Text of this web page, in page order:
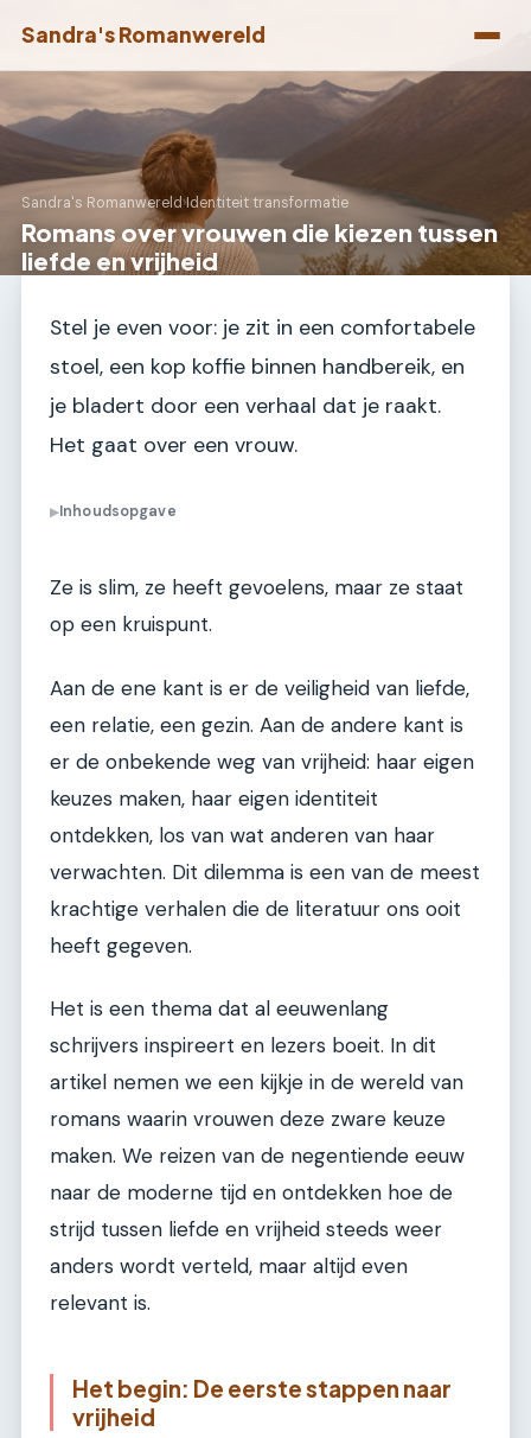
Sandra's Romanwereld
Sandra's Romanwereld›Identiteit transformatie
Romans over vrouwen die kiezen tussen
liefde en vrijheid
Stel je even voor: je zit in een comfortabele
stoel, een kop koffie binnen handbereik, en
je bladert door een verhaal dat je raakt.
Het gaat over een vrouw.
▶Inhoudsopgave
Ze is slim, ze heeft gevoelens, maar ze staat
op een kruispunt.
Aan de ene kant is er de veiligheid van liefde,
een relatie, een gezin. Aan de andere kant is
er de onbekende weg van vrijheid: haar eigen
keuzes maken, haar eigen identiteit
ontdekken, los van wat anderen van haar
verwachten. Dit dilemma is een van de meest
krachtige verhalen die de literatuur ons ooit
heeft gegeven.
Het is een thema dat al eeuwenlang
schrijvers inspireert en lezers boeit. In dit
artikel nemen we een kijkje in de wereld van
romans waarin vrouwen deze zware keuze
maken. We reizen van de negentiende eeuw
naar de moderne tijd en ontdekken hoe de
strijd tussen liefde en vrijheid steeds weer
anders wordt verteld, maar altijd even
relevant is.
Het begin: De eerste stappen naar
vrijheid